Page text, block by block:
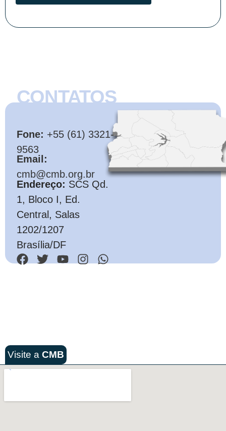
CONTATOS
Fone: +55 (61) 3321-
9563
Email:
cmb@cmb.org.br
Endereço: SCS Qd.
1, Bloco I, Ed.
Central, Salas
1202/1207
Brasília/DF
Visite a CMB